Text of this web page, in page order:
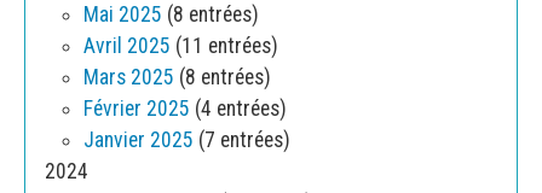
Mai 2025 (8 entrées)
Avril 2025 (11 entrées)
Mars 2025 (8 entrées)
Février 2025 (4 entrées)
Janvier 2025 (7 entrées)
2024